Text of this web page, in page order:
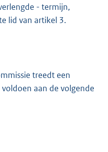
- termijn,
lid van artikel 3.
treedt een
aan de volgende